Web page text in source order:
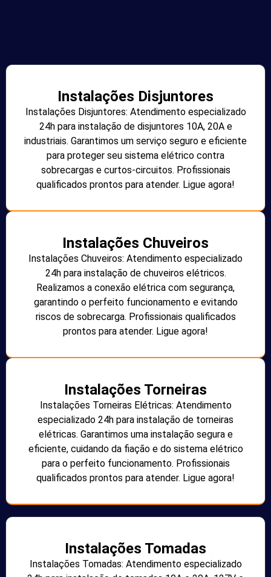
Instalações Disjuntores
Instalações Disjuntores: Atendimento especializado
24h para instalação de disjuntores 10A, 20A e
industriais. Garantimos um serviço seguro e eficiente
para proteger seu sistema elétrico contra
sobrecargas e curtos-circuitos. Profissionais
qualificados prontos para atender. Ligue agora!
Instalações Chuveiros
Instalações Chuveiros: Atendimento especializado
24h para instalação de chuveiros elétricos.
Realizamos a conexão elétrica com segurança,
garantindo o perfeito funcionamento e evitando
riscos de sobrecarga. Profissionais qualificados
prontos para atender. Ligue agora!
Instalações Torneiras
Instalações Torneiras Elétricas: Atendimento
especializado 24h para instalação de torneiras
elétricas. Garantimos uma instalação segura e
eficiente, cuidando da fiação e do sistema elétrico
para o perfeito funcionamento. Profissionais
qualificados prontos para atender. Ligue agora!
Instalações Tomadas
Instalações Tomadas: Atendimento especializado